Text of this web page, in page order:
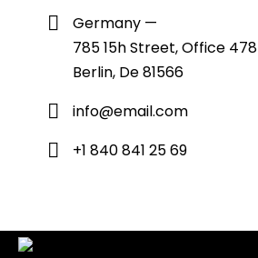
Germany —
785 15h Street, Office 478
Berlin, De 81566
info@email.com
+1 840 841 25 69